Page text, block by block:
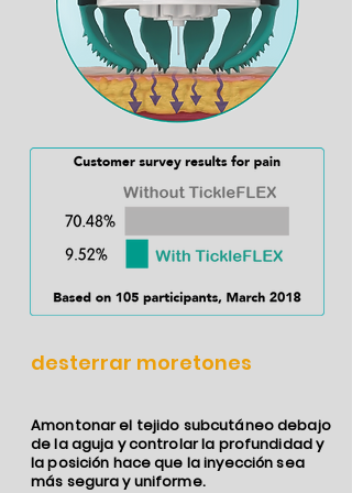
Amontonar el tejido subcutáneo debajo
de la aguja y controlar la profundidad y
la posición hace que la inyección sea
más segura y uniforme.
desterrar moretones